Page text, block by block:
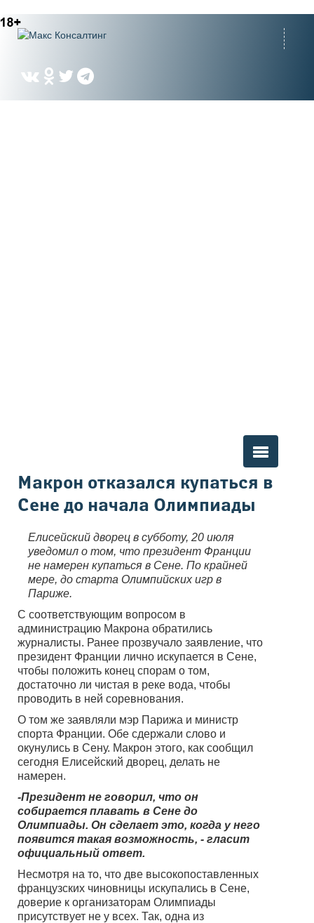
Вы здесь
Макрон отказался купаться в
Сене до начала Олимпиады
Елисейский дворец в субботу, 20 июля
уведомил о том, что президент Франции
не намерен купаться в Сене. По крайней
мере, до старта Олимпийских игр в
Париже.
С соответствующим вопросом в
администрацию Макрона обратились
журналисты. Ранее прозвучало заявление, что
президент Франции лично искупается в Сене,
чтобы положить конец спорам о том,
достаточно ли чистая в реке вода, чтобы
проводить в ней соревнования.
О том же заявляли мэр Парижа и министр
спорта Франции. Обе сдержали слово и
окунулись в Сену. Макрон этого, как сообщил
сегодня Елисейский дворец, делать не
намерен.
-Президент не говорил, что он
собирается плавать в Сене до
Олимпиады. Он сделает это, когда у него
появится такая возможность, - гласит
официальный ответ.
Несмотря на то, что две высокопоставленных
французских чиновницы искупались в Сене,
доверие к организаторам Олимпиады
присутствует не у всех. Так, одна из